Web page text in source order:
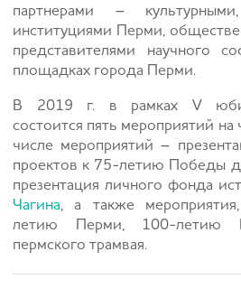
партнерами –
институциями Перми,
представителями научного
площадках города Перми.
В 2019 г. в рамках V
состоится пять мероприятий
числе мероприятий –
проектов к 75-летию Победы
презентация личного фонда
Чагина, а также
летию Перми, 100-летию
пермского трамвая.